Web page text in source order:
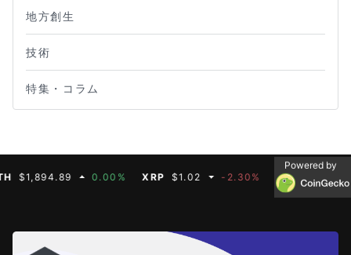
地方創生
技術
特集・コラム
0.00% XRP $1.02 -2.30% BNB $587.07
Powered by